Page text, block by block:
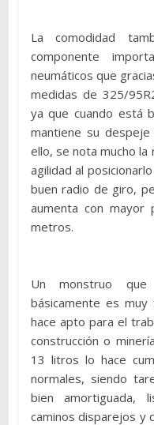
La comodidad
componente
neumáticos que
medidas de 325/
ya que cuando está
mantiene su
ello, se nota mucho la
agilidad al
buen radio de giro,
aumenta con
metros.
Un monstruo
básicamente es
hace apto para el
construcción o
13 litros lo hace
normales, siendo
bien amortiguada,
caminos disparejos y